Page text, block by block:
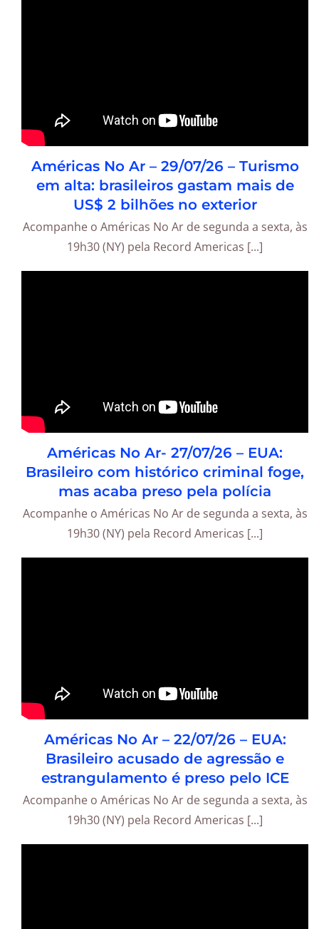
Américas No Ar – 29/07/26 – Turismo
em alta: brasileiros gastam mais de
US$ 2 bilhões no exterior
Acompanhe o Américas No Ar de segunda a sexta, às
19h30 (NY) pela Record Americas [...]
Américas No Ar- 27/07/26 – EUA:
Brasileiro com histórico criminal foge,
mas acaba preso pela polícia
Acompanhe o Américas No Ar de segunda a sexta, às
19h30 (NY) pela Record Americas [...]
Américas No Ar – 22/07/26 – EUA:
Brasileiro acusado de agressão e
estrangulamento é preso pelo ICE
Acompanhe o Américas No Ar de segunda a sexta, às
19h30 (NY) pela Record Americas [...]